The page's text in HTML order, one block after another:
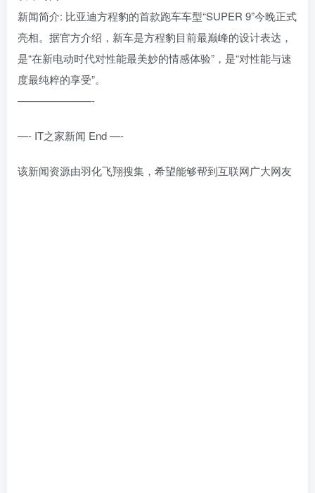
新闻简介: 比亚迪方程豹的首款跑车车型“SUPER 9”今晚正式
亮相。据官方介绍，新车是方程豹目前最巅峰的设计表达，
是“在新电动时代对性能最美妙的情感体验”，是“对性能与速
度最纯粹的享受”。
———————-
—- IT之家新闻 End —-
该新闻资源由羽化飞翔搜集，希望能够帮到互联网广大网友